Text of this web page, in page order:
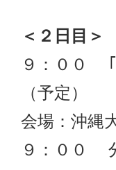
＜２日 目＞
９：００ ｢
（予定
会場：沖縄
９：００